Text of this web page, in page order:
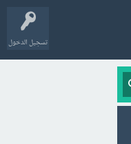
تسجيل الدخول